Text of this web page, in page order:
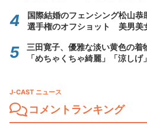
国際結婚のフェンシング松山
選手権のオフショット 美男美
三田寛子、優雅な淡い黄色の
「めちゃくちゃ綺麗」「涼し
J-CAST ニュース
コメントランキング